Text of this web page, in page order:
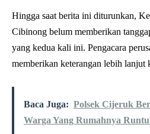
Hingga saat berita ini diturunkan,
Cibinong belum memberikan
yang kedua kali ini. Pengacara
memberikan keterangan lebih lanjut
Baca Juga: Polsek Cijeruk
Warga Yang Rumahnya